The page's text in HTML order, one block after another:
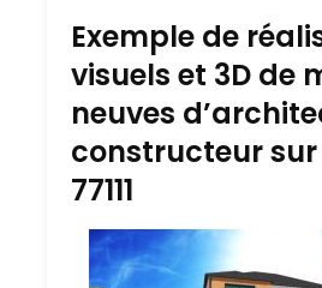
Exemple de
visuels et 3D de
neuves
constructeur sur
77111